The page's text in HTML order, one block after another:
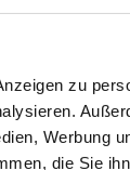
zu
Werbung
die Sie